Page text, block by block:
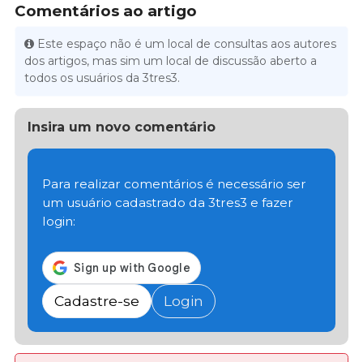
Comentários ao artigo
Este espaço não é um local de consultas aos autores
dos artigos, mas sim um local de discussão aberto a
todos os usuários da 3tres3.
Insira um novo comentário
Para realizar comentários é necessário ser
um usuário cadastrado da 3tres3 e fazer
login:
Cadastre-se Login